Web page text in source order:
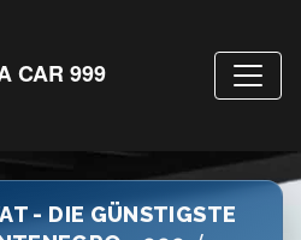
CAR 999
- DIE GÜNSTIGSTE